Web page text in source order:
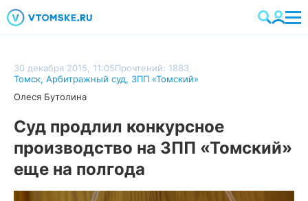
30 декабря 2015, 11:05Прочтений: 1883
Томск, Арбитражный суд, ЗПП «Томский»
Олеся Бутолина
Суд продлил конкурсное
производство на ЗПП «Томский»
еще на полгода